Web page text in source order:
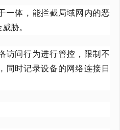
一体，能拦截局域网内的恶
胁。
访问行为进行管控，限制不
同时记录设备的网络连接日